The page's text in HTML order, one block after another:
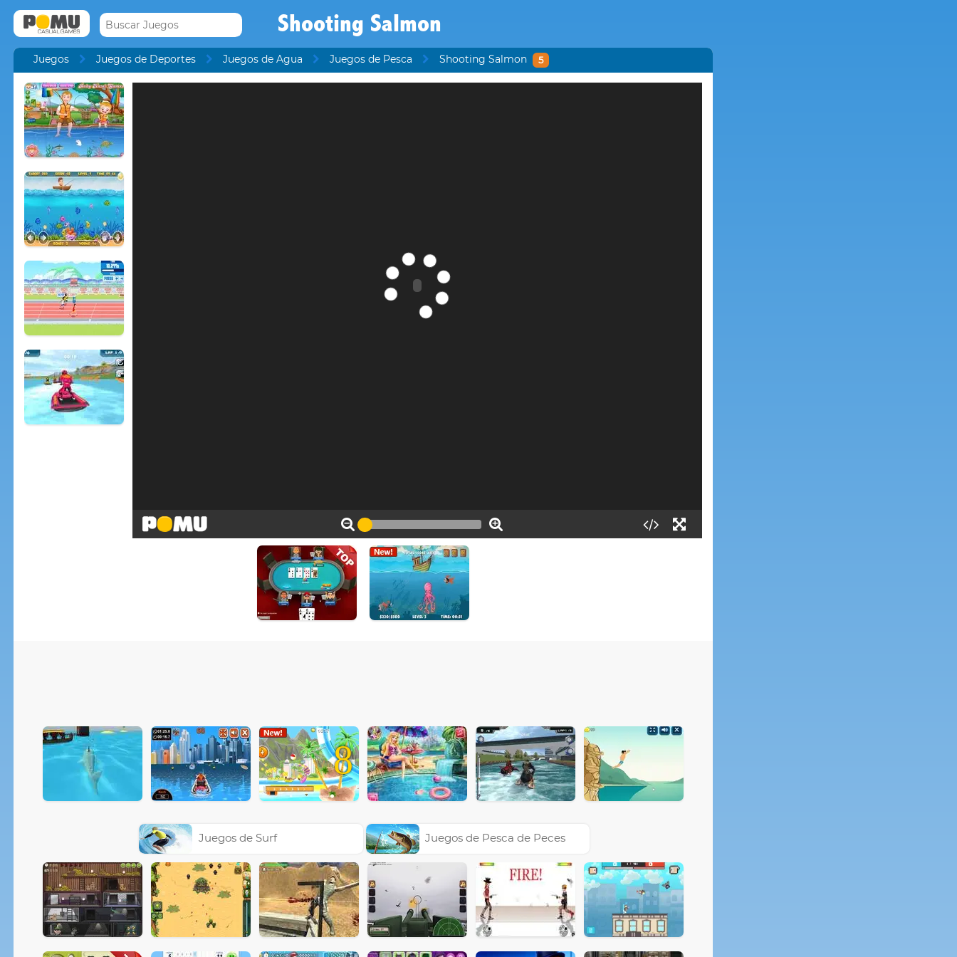
Shooting Salmon
Juegos Juegos de Deportes Juegos de Agua Juegos de Pesca Shooting Salmon 5
8
Juegos de Surf Juegos de Pesca de Peces